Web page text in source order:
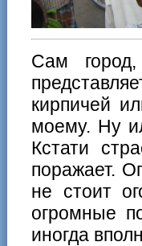
Сам
кирпичей
моему. Ну
Кстати
поражает.
не стоит
огромные
иногда